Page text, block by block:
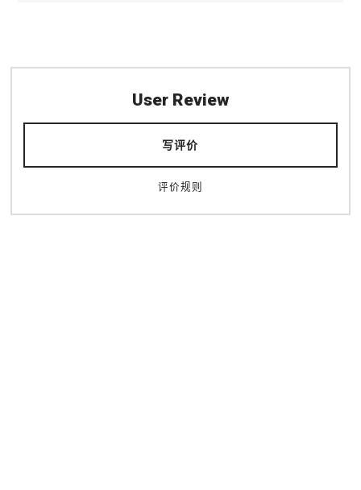
御堂筋イルミネーション
御堂筋
User Review
写评价
评价规则